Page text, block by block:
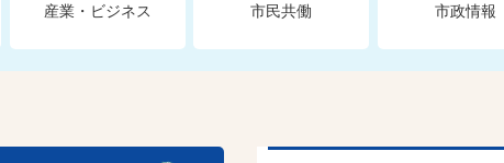
産業・ビジネス 市民共働 市政情報